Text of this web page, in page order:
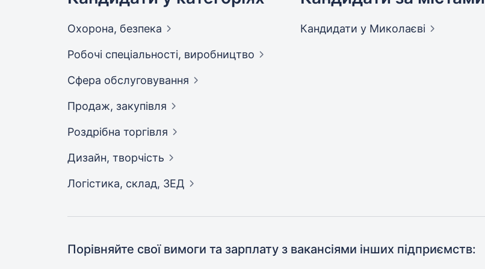
Охорона, безпека
Робочі спеціальності, виробництво
Сфера обслуговування
Продаж, закупівля
Роздрібна торгівля
Дизайн, творчість
Логістика, склад, ЗЕД
Кандидати у Миколаєві
Порівняйте свої вимоги та зарплату з вакансіями інших підприємств: